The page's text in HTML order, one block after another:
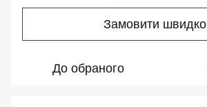
Замовити швидко
До обраного